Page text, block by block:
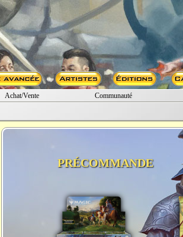
Achat/Vente Communauté
PRÉCOMMANDE